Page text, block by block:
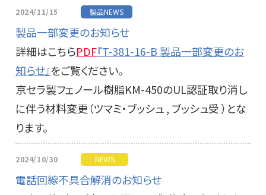
2024/11/15 製品NEWS
製品一部変更のお知らせ
詳細はこちらPDF『T-381-16-B 製品一部変更のお
知らせ』をご覧ください。
京セラ製フェノール樹脂KM-450のUL認証取り消し
に伴う材料変更（ツマミ・ブッシュ , ブッシュ受 ）とな
ります。
2024/10/30 NEWS
電話回線不具合解消のお知らせ